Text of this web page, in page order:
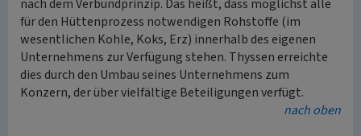
nach dem Verbundprinzip. Das heißt, dass möglichst alle
für den Hüttenprozess notwendigen Rohstoffe (im
wesentlichen Kohle, Koks, Erz) innerhalb des eigenen
Unternehmens zur Verfügung stehen. Thyssen erreichte
dies durch den Umbau seines Unternehmens zum
Konzern, der über vielfältige Beteiligungen verfügt.
nach oben